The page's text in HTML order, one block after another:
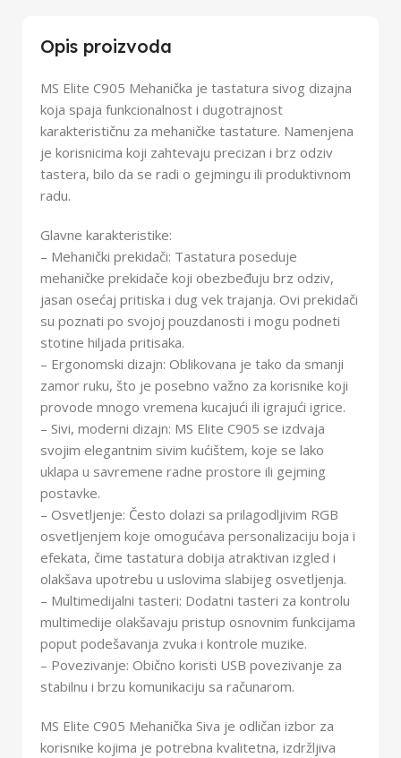
Opis proizvoda
MS Elite C905 Mehanička je tastatura sivog dizajna
koja spaja funkcionalnost i dugotrajnost
karakterističnu za mehaničke tastature. Namenjena
je korisnicima koji zahtevaju precizan i brz odziv
tastera, bilo da se radi o gejmingu ili produktivnom
radu.
Glavne karakteristike:
– Mehanički prekidači: Tastatura poseduje
mehaničke prekidače koji obezbeđuju brz odziv,
jasan osećaj pritiska i dug vek trajanja. Ovi prekidači
su poznati po svojoj pouzdanosti i mogu podneti
stotine hiljada pritisaka.
– Ergonomski dizajn: Oblikovana je tako da smanji
zamor ruku, što je posebno važno za korisnike koji
provode mnogo vremena kucajući ili igrajući igrice.
– Sivi, moderni dizajn: MS Elite C905 se izdvaja
svojim elegantnim sivim kućištem, koje se lako
uklapa u savremene radne prostore ili gejming
postavke.
– Osvetljenje: Često dolazi sa prilagodljivim RGB
osvetljenjem koje omogućava personalizaciju boja i
efekata, čime tastatura dobija atraktivan izgled i
olakšava upotrebu u uslovima slabijeg osvetljenja.
– Multimedijalni tasteri: Dodatni tasteri za kontrolu
multimedije olakšavaju pristup osnovnim funkcijama
poput podešavanja zvuka i kontrole muzike.
– Povezivanje: Obično koristi USB povezivanje za
stabilnu i brzu komunikaciju sa računarom.
MS Elite C905 Mehanička Siva je odličan izbor za
korisnike kojima je potrebna kvalitetna, izdržljiva